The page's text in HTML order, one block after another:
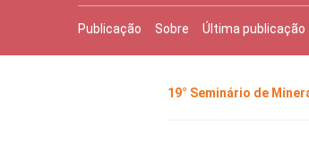
Publicação Sobre Última publicação
19° Seminário de